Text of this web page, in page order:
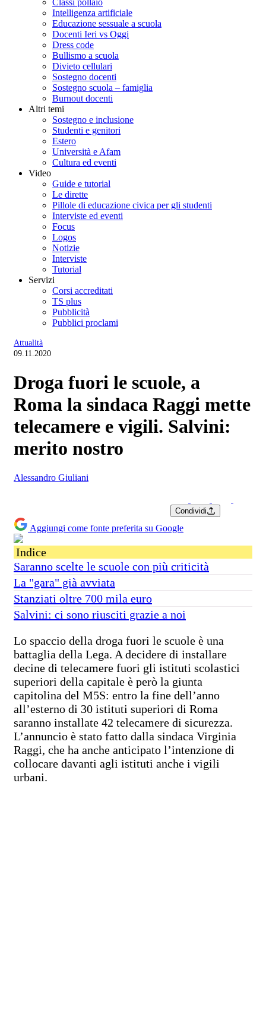
Classi pollaio
Intelligenza artificiale
Educazione sessuale a scuola
Docenti Ieri vs Oggi
Dress code
Bullismo a scuola
Divieto cellulari
Sostegno docenti
Sostegno scuola – famiglia
Burnout docenti
Altri temi
Sostegno e inclusione
Studenti e genitori
Estero
Università e Afam
Cultura ed eventi
Video
Guide e tutorial
Le dirette
Pillole di educazione civica per gli studenti
Interviste ed eventi
Focus
Logos
Notizie
Interviste
Tutorial
Servizi
Corsi accreditati
TS plus
Pubblicità
Pubblici proclami
Attualità
09.11.2020
Droga fuori le scuole, a
Roma la sindaca Raggi mette
telecamere e vigili. Salvini:
merito nostro
Alessandro Giuliani
Condividi
Aggiungi come fonte preferita su Google
Indice
Saranno scelte le scuole con più criticità
La "gara" già avviata
Stanziati oltre 700 mila euro
Salvini: ci sono riusciti grazie a noi
Lo spaccio della droga fuori le scuole è una
battaglia della Lega. A decidere di installare
decine di telecamere fuori gli istituti scolastici
superiori della capitale è però la giunta
capitolina del M5S: entro la fine dell’anno
all’esterno di 30 istituti superiori di Roma
saranno installate 42 telecamere di sicurezza.
L’annuncio è stato fatto dalla sindaca Virginia
Raggi, che ha anche anticipato l’intenzione di
collocare davanti agli istituti anche i vigili
urbani.